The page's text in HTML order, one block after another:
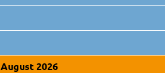
August 2026